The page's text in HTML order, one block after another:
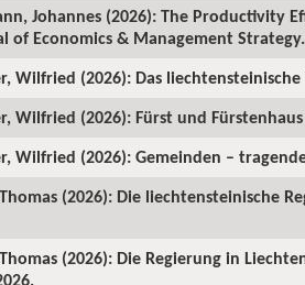
Johannes (2026): The Productivity
of Economics & Management Strategy.
Wilfried (2026): Das
Wilfried (2026): Fürst und
Wilfried (2026): Gemeinden –
(2026): Die liechtensteinische
(2026): Die Regierung in